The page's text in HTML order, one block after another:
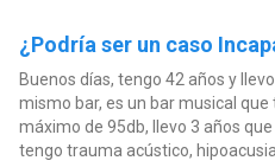
¿Podría ser un caso
Buenos días, tengo 42 años y
mismo bar, es un bar musical
máximo de 95db, llevo 3 años
tengo trauma acústico,